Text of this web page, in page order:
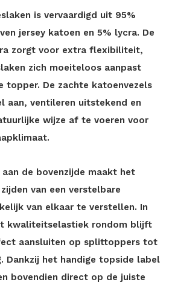
is vervaardigd uit 95%
jersey katoen en 5% lycra. De
zorgt voor extra flexibiliteit,
zich moeiteloos aanpast
topper. De zachte katoenvezels
aan, ventileren uitstekend en
wijze af te voeren voor
de bovenzijde maakt het
van een verstelbare
van elkaar te verstellen. In
kwaliteitselastiek rondom blijft
aansluiten op splittoppers tot
Dankzij het handige topside label
bovendien direct op de juiste